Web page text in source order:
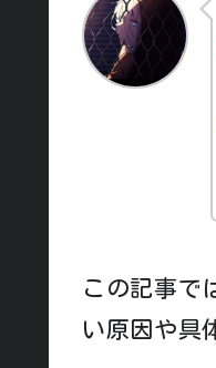
この記事で
い原因や具